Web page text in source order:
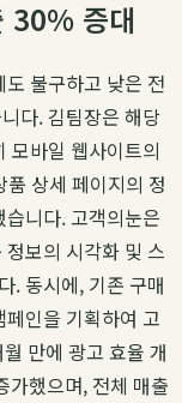
30% 증대
불구하고 낮은 전
다.김팀장은 해당
모바일 웹사이트의
상세 페이지의 정
습니다.고객의눈은
보의 시각화 및 스
. 동시에, 기존 구매
인을 기획하여 고
만에 광고 효율 개
가했으며, 전체 매출